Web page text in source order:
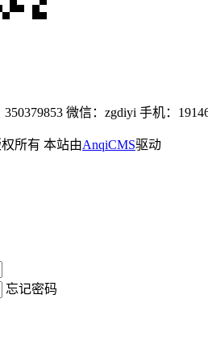
微信：zgdiyi 手机：
所有 本站由AnqiCMS驱动
忘记密码